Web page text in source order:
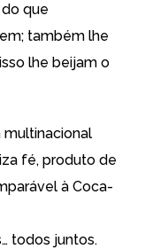
que
também lhe
lhe beijam o
multinacional
fé, produto de
à Coca-
todos juntos.